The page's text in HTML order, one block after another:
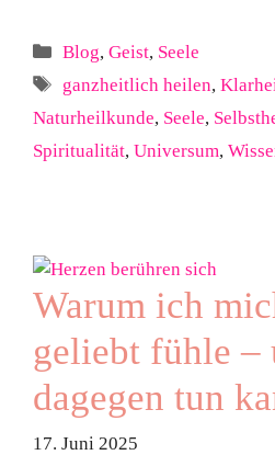
Kategorien
Blog,Geist, Seele
Schlagwörter
ganzheitlich heilen,
Naturheilkunde, Seele,
Spiritualität, Universum,
Warum ich
geliebt fühle –
dagegen tun
17. Juni 2025